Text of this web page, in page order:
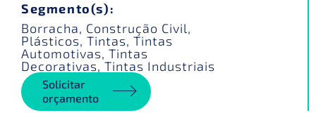
Segmento(s):
Borracha, Construção Civil,
Plásticos, Tintas, Tintas
Automotivas, Tintas
Decorativas, Tintas Industriais
Solicitar
orçamento